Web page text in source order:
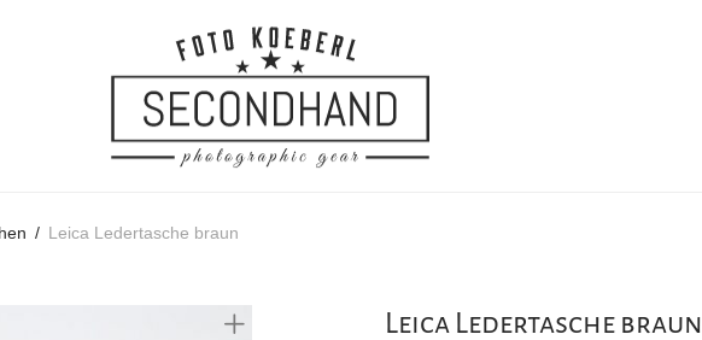
/ Leica Ledertasche braun
Leica Ledertasche braun